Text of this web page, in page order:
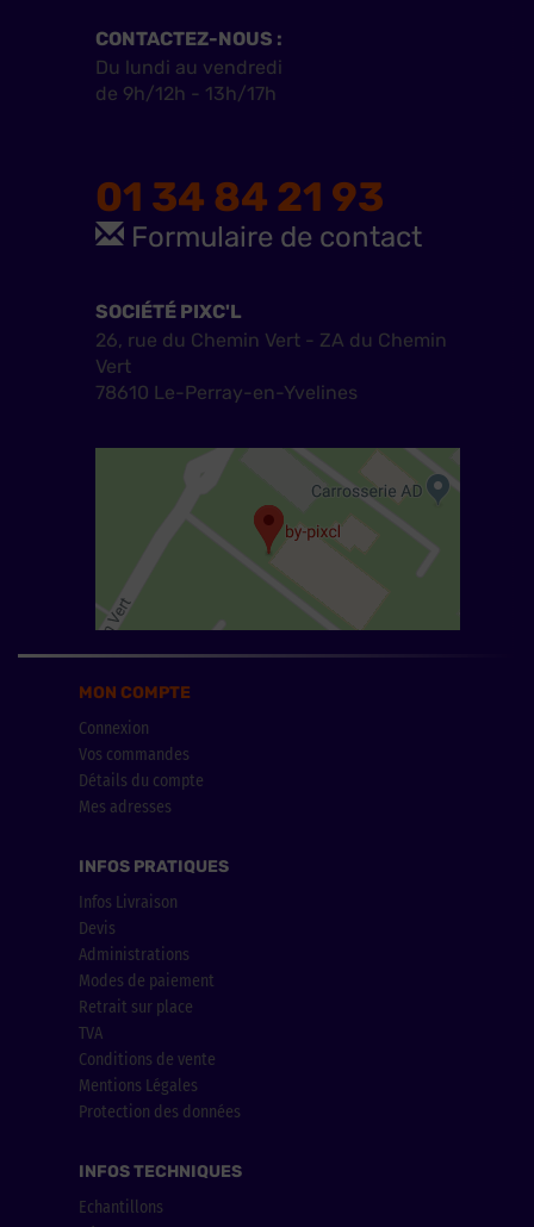
CONTACTEZ-NOUS :
Du lundi au vendredi
de 9h/12h - 13h/17h
01 34 84 21 93
Formulaire de contact
SOCIÉTÉ PIXC'L
26, rue du Chemin Vert - ZA du Chemin
Vert
78610 Le-Perray-en-Yvelines
MON COMPTE
Connexion
Vos commandes
Détails du compte
Mes adresses
INFOS PRATIQUES
Infos Livraison
Devis
Administrations
Modes de paiement
Retrait sur place
TVA
Conditions de vente
Mentions Légales
Protection des données
INFOS TECHNIQUES
Echantillons